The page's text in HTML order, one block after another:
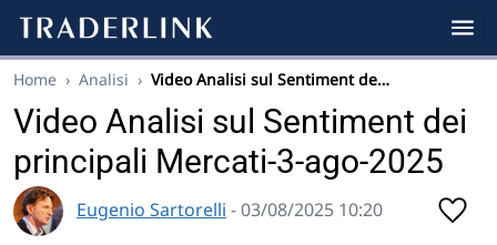
Home › Analisi › Video Analisi sul Sentiment de…
Video Analisi sul Sentiment dei
principali Mercati-3-ago-2025
Eugenio Sartorelli - 03/08/2025 10:20